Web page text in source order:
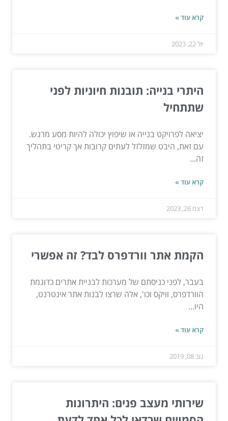
קרא עוד »
יול 22, 2023
היתרי בנייה: תובנות חיוניות לפני
שתתחיל
יציאה לפרויקט בנייה או שיפוץ יכולה להיות מסע מרגש.
עם זאת, היבט שמזלזל לעתים קרובות אך קריטי בתהליך
זה...
קרא עוד »
דצמ 26, 2023
הקמת אתר וורדפרס לבד? זה אפשרי
בעבר, לפני כניסתם של מערכות לבניית אתרים כדוגמת
הוורדפרס, וויקס וכו', אלה שרצו לבנות אתר אינטרנט,
היו...
קרא עוד »
נוב 08, 2019
שירותי מעצב פנים: היתרונות